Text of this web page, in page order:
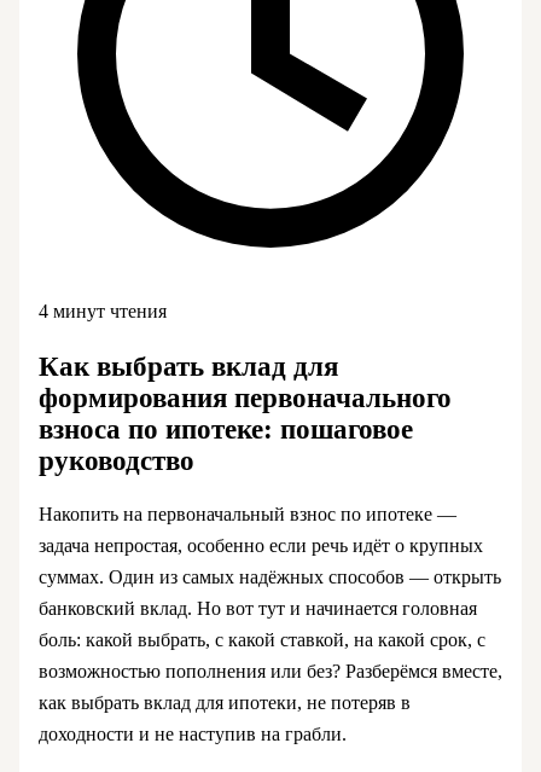
4 минут чтения
Как выбрать вклад для
формирования первоначального
взноса по ипотеке: пошаговое
руководство
Накопить на первоначальный взнос по ипотеке —
задача непростая, особенно если речь идёт о крупных
суммах. Один из самых надёжных способов — открыть
банковский вклад. Но вот тут и начинается головная
боль: какой выбрать, с какой ставкой, на какой срок, с
возможностью пополнения или без? Разберёмся вместе,
как выбрать вклад для ипотеки, не потеряв в
доходности и не наступив на грабли.